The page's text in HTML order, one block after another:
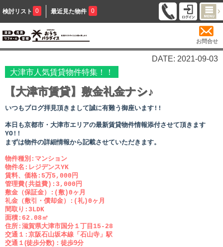
検討リスト 0 最近見た物件 0
お問合せ
DATE: 2021-09-03
大津市人気賃貸物件特集！！
【大津市賃貸】敷金礼金ナシ♪
いつもブログ拝見頂きまして誠に有難う御座います!!
本日も京都市・大津市エリアの最新賃貸物件情報添付させて頂きます
YO!!
まずは物件の詳細情報から記載させていただきます。
物件種別:マンション
物件名:レジデンスYK
賃料、価格:5万5,000円
管理費(共益費):3,000円
敷金（保証金）:(敷)0ヶ月
礼金（敷引・償却金）:(礼)0ヶ月
間取り:3LDK
面積:62.08㎡
住所:滋賀県大津市国分１丁目15-28
交通１:京阪石山坂本線「石山寺」駅
交通１(徒歩分数)： 徒歩9分